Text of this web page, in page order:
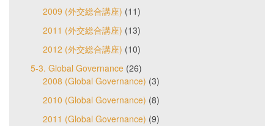
2009 (外交総合講座) (11)
2011 (外交総合講座) (13)
2012 (外交総合講座) (10)
5-3. Global Governance (26)
2008 (Global Governance) (3)
2010 (Global Governance) (8)
2011 (Global Governance) (9)